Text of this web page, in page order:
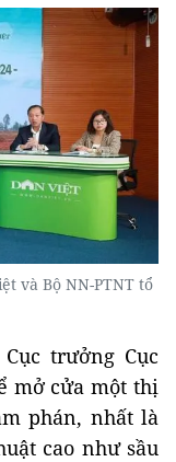
và Bộ NN-PTNT tổ
trưởng Cục
mở cửa một thị
phán, nhất là
cao như sầu